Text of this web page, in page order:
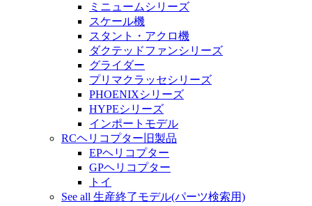
ミニュームシリーズ
スケール機
スタント・アクロ機
ダクテッドファンシリーズ
グライダー
プリマクラッセシリーズ
PHOENIXシリーズ
HYPEシリーズ
インポートモデル
RCヘリコプター旧製品
EPヘリコプター
GPヘリコプター
トイ
See all 生産終了モデル(パーツ検索用)